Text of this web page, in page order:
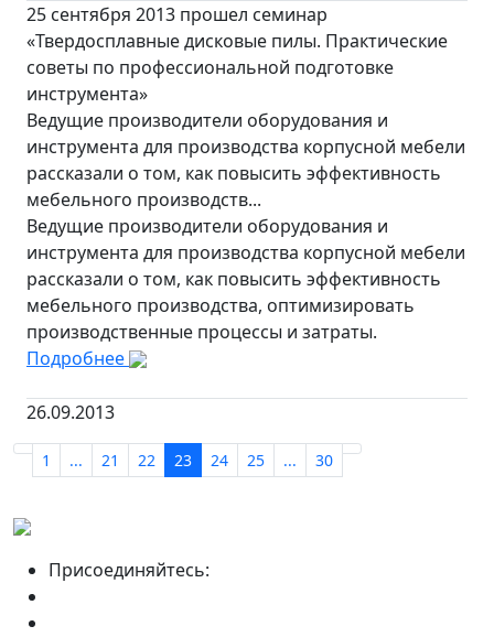
25 сентября 2013 прошел семинар
«Твердосплавные дисковые пилы. Практические
советы по профессиональной подготовке
инструмента»
Ведущие производители оборудования и
инструмента для производства корпусной мебели
рассказали о том, как повысить эффективность
мебельного производств...
Ведущие производители оборудования и
инструмента для производства корпусной мебели
рассказали о том, как повысить эффективность
мебельного производства, оптимизировать
производственные процессы и затраты.
Подробнее
26.09.2013
1 ... 21 22 23 24 25 ... 30
Присоединяйтесь: